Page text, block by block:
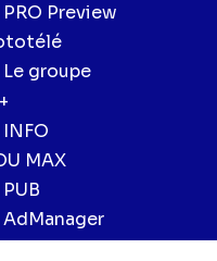
PRO Preview
Le groupe
INFO
MAX
PUB
AdManager